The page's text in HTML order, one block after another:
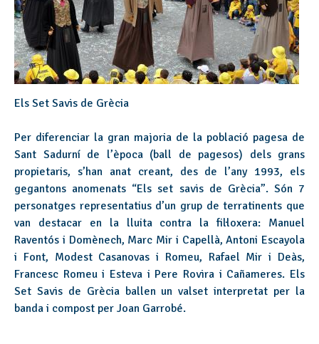
Els Set Savis de Grècia
Per diferenciar la gran majoria de la població pagesa de
Sant Sadurní de l’època (ball de pagesos) dels grans
propietaris, s’han anat creant, des de l’any 1993, els
gegantons anomenats “Els set savis de Grècia”. Són 7
personatges representatius d’un grup de terratinents que
van destacar en la lluita contra la fil·loxera: Manuel
Raventós i Domènech, Marc Mir i Capellà, Antoni Escayola
i Font, Modest Casanovas i Romeu, Rafael Mir i Deàs,
Francesc Romeu i Esteva i Pere Rovira i Cañameres. Els
Set Savis de Grècia ballen un valset interpretat per la
banda i compost per Joan Garrobé.